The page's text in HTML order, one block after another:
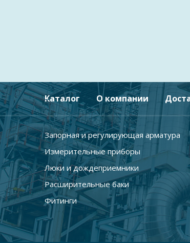
Каталог О компании
Запорная и регулирующая арматура
Измерительные приборы
Люки и дождеприемники
Расширительные баки
Фитинги